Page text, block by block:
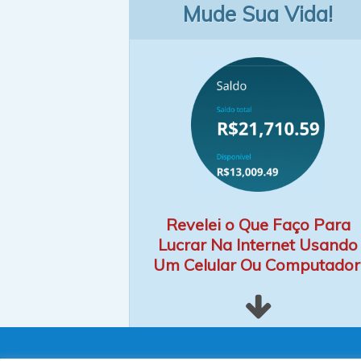
Mude Sua Vida!
Revelei o Que Faço Para
Lucrar Na Internet Usando
Um Celular Ou